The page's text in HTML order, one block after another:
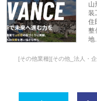
山
装
住
整
地
[その他業種][その他_法人・